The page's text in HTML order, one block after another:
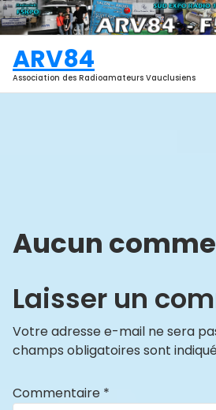
Aller
au
contenu
ARV84
Association des Radioamateurs Vauclusiens
Aucun
Laisser un
Votre adresse e-mail ne sera
champs obligatoires sont
Commentaire *